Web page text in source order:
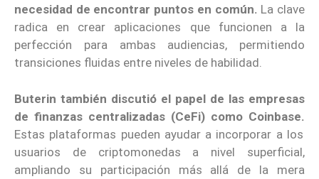
necesidad de encontrar puntos en común. La clave
radica en crear aplicaciones que funcionen a la
perfección para ambas audiencias, permitiendo
transiciones fluidas entre niveles de habilidad.
Buterin también discutió el papel de las empresas
de finanzas centralizadas (CeFi) como Coinbase.
Estas plataformas pueden ayudar a incorporar a los
usuarios de criptomonedas a nivel superficial,
ampliando su participación más allá de la mera